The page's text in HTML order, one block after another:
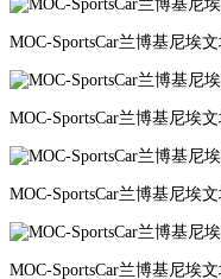
MOC-SportsCar兰博基尼埃
MOC-SportsCar兰博基尼埃
MOC-SportsCar兰博基尼埃
MOC-SportsCar兰博基尼埃